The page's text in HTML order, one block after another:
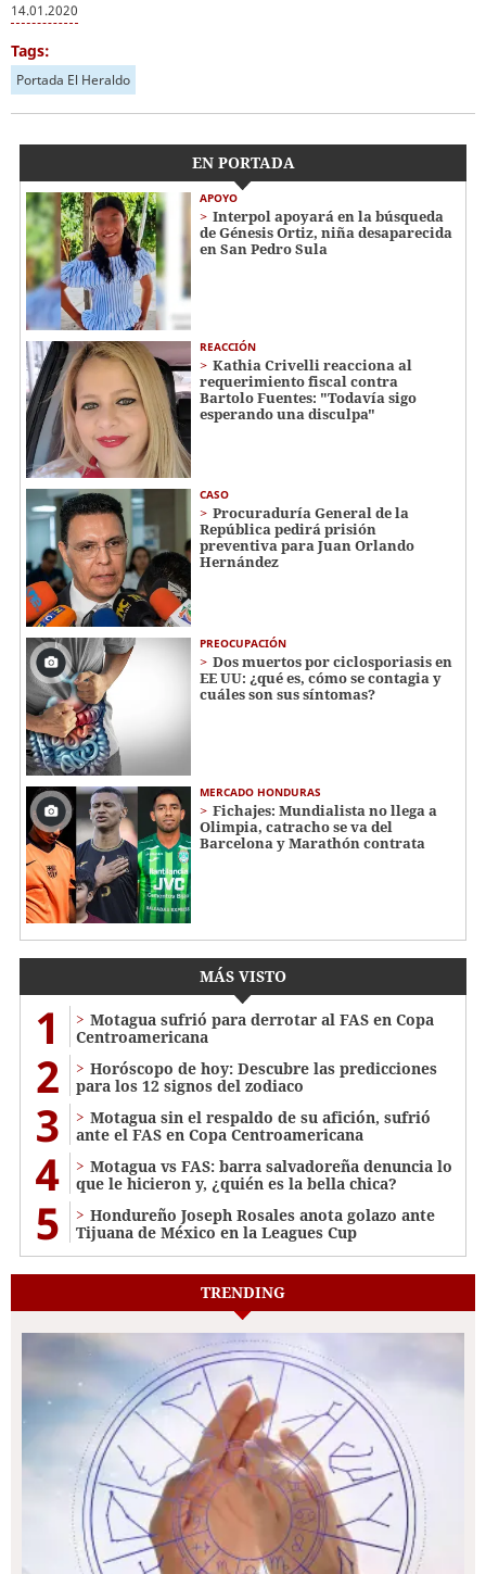
14.01.2020
Tags:
Portada El Heraldo
EN PORTADA
APOYO
Interpol apoyará en la búsqueda
de Génesis Ortiz, niña desaparecida
en San Pedro Sula
REACCIÓN
Kathia Crivelli reacciona al
requerimiento fiscal contra
Bartolo Fuentes: "Todavía sigo
esperando una disculpa"
CASO
Procuraduría General de la
República pedirá prisión
preventiva para Juan Orlando
Hernández
PREOCUPACIÓN
Dos muertos por ciclosporiasis en
EE UU: ¿qué es, cómo se contagia y
cuáles son sus síntomas?
MERCADO HONDURAS
Fichajes: Mundialista no llega a
Olimpia, catracho se va del
Barcelona y Marathón contrata
MÁS VISTO
1
Motagua sufrió para derrotar al FAS en Copa
Centroamericana
2
Horóscopo de hoy: Descubre las predicciones
para los 12 signos del zodiaco
3
Motagua sin el respaldo de su afición, sufrió
ante el FAS en Copa Centroamericana
4
Motagua vs FAS: barra salvadoreña denuncia lo
que le hicieron y, ¿quién es la bella chica?
5
Hondureño Joseph Rosales anota golazo ante
Tijuana de México en la Leagues Cup
TRENDING